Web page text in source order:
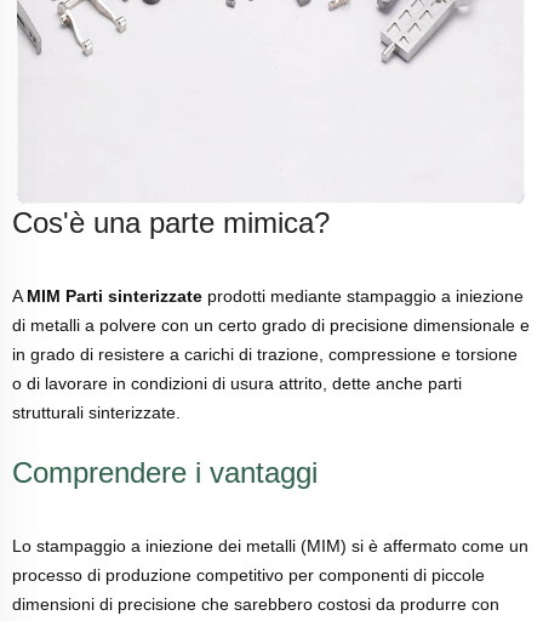
Cos'è una parte mimica?
A MIM Parti sinterizzate prodotti mediante stampaggio a iniezione
di metalli a polvere con un certo grado di precisione dimensionale e
in grado di resistere a carichi di trazione, compressione e torsione
o di lavorare in condizioni di usura attrito, dette anche parti
strutturali sinterizzate.
Comprendere i vantaggi
Lo stampaggio a iniezione dei metalli (MIM) si è affermato come un
processo di produzione competitivo per componenti di piccole
dimensioni di precisione che sarebbero costosi da produrre con